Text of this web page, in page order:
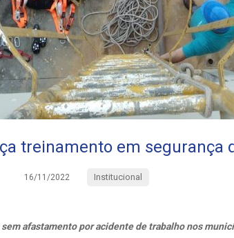
treinamento em segurança
16/11/2022 Institucional
sem afastamento por acidente de trabalho nos